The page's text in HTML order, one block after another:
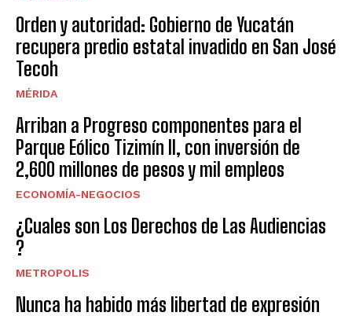
Orden y autoridad: Gobierno de Yucatán
recupera predio estatal invadido en San José
Tecoh
MÉRIDA
Arriban a Progreso componentes para el
Parque Eólico Tizimín II, con inversión de
2,600 millones de pesos y mil empleos
ECONOMÍA-NEGOCIOS
¿Cuales son Los Derechos de Las Audiencias
?
METROPOLIS
Nunca ha habido más libertad de expresión